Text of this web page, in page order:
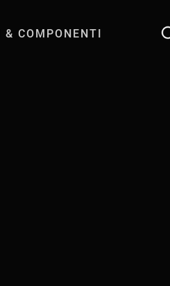
& COMPONENTI